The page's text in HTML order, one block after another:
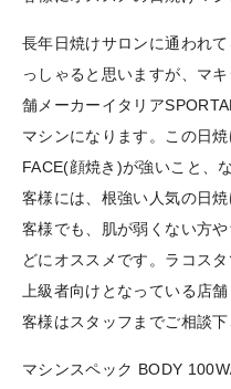
長年日焼けサロンに通われ
っしゃると思いますが、マ
舗メーカーイタリア
マシンになります。この日
FACE(顔焼き)が強いこと、
客様には、根強い人気の日
客様でも、肌が弱くない方
どにオススメです。ラコス
上級者向けとなっている店
客様はスタッフまでご相談下
マシンスペック BODY